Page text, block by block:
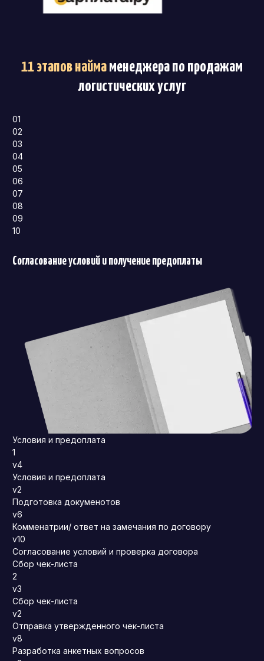
11 этапов наймаменеджера по продажам
логистических услуг
01
02
03
04
05
06
07
08
09
10
Согласование условий и получение предоплаты
Условия и предоплата
1
v4
Условия и предоплата
v2
Подготовка докуменотов
v6
Комменатрии/ ответ на замечания по договору
v10
Согласование условий и проверка договора
Сбор чек-листа
2
v3
Сбор чек-листа
v2
Отправка утвержденного чек-листа
v8
Разработка анкетных вопросов